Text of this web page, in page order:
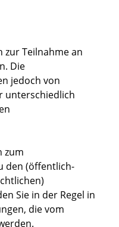
zur Teilnahme an
Die
jedoch von
unterschiedlich
zum
den (öffentlich-
Sie in der Regel in
die vom